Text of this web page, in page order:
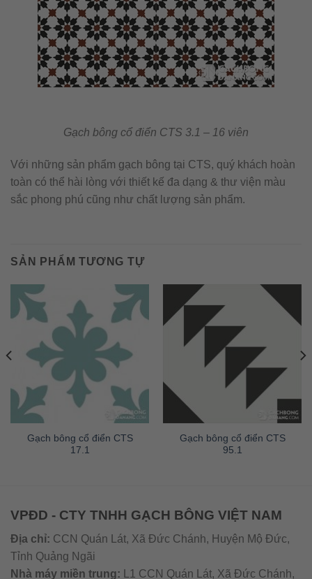
Gạch bông cổ điển CTS 3.1 – 16 viên
Với những sản phẩm gạch bông tại CTS, quý khách hoàn
toàn có thể hài lòng với thiết kế đa dạng & thư viện màu
sắc phong phú cũng như chất lượng sản phẩm.
SẢN PHẨM TƯƠNG TỰ
Gạch bông cổ điển CTS
17.1
Gạch bông cổ điển CTS
95.1
VPĐD - CTY TNHH GẠCH BÔNG VIỆT NAM
Địa chỉ: CCN Quán Lát, Xã Đức Chánh, Huyện Mộ Đức,
Tỉnh Quảng Ngãi
Nhà máy miền trung: L1 CCN Quán Lát, Xã Đức Chánh,